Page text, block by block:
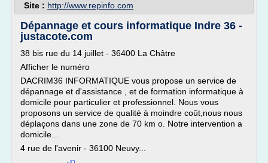
Site : http://www.repinfo.com
Dépannage et cours informatique Indre 36 -
justacote.com
38 bis rue du 14 juillet - 36400 La Châtre
Afficher le numéro
DACRIM36 INFORMATIQUE vous propose un service de
dépannage et d'assistance , et de formation informatique à
domicile pour particulier et professionnel. Nous vous
proposons un service de qualité à moindre coût,nous nous
déplaçons dans une zone de 70 km o. Notre intervention a
domicile...
4 rue de l'avenir - 36100 Neuvy...